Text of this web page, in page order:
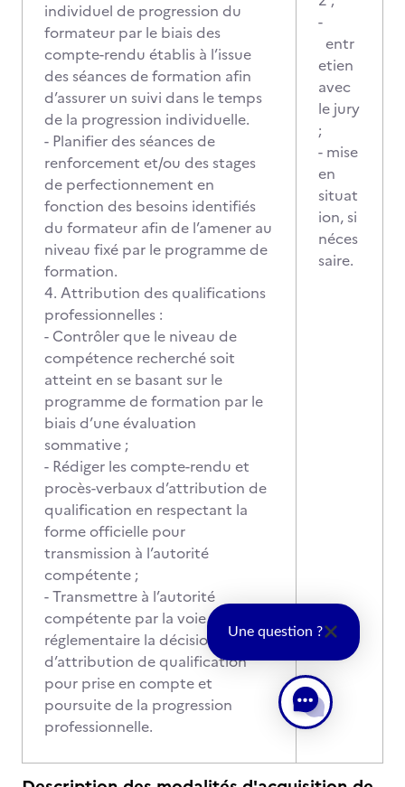
individuel de progression du
formateur par le biais des
compte-rendu établis à l’issue
des séances de formation afin
d’assurer un suivi dans le temps
de la progression individuelle.
- Planifier des séances de
renforcement et/ou des stages
de perfectionnement en
fonction des besoins identifiés
du formateur afin de l’amener au
niveau fixé par le programme de
formation.
4. Attribution des qualifications
professionnelles :
- Contrôler que le niveau de
compétence recherché soit
atteint en se basant sur le
programme de formation par le
biais d’une évaluation
sommative ;
- Rédiger les compte-rendu et
procès-verbaux d’attribution de
qualification en respectant la
forme officielle pour
transmission à l’autorité
compétente ;
- Transmettre à l’autorité
compétente par la voie
réglementaire la décision
d’attribution de qualification
pour prise en compte et
poursuite de la progression
professionnelle.
-
entr
etien
avec
le jury
;
- mise
en
situat
ion, si
néces
saire.
Une question ?